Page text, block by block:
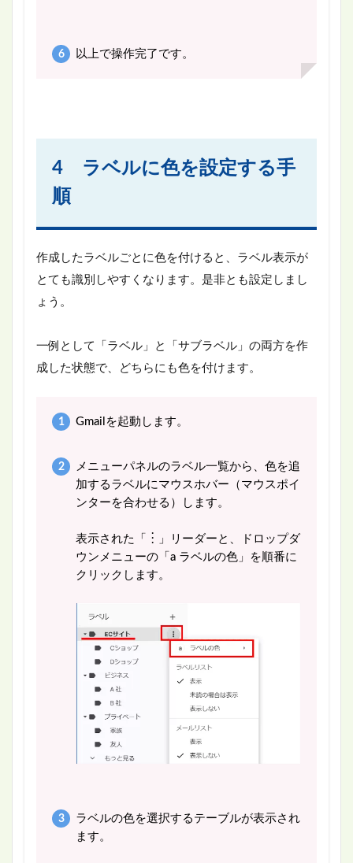
以上で操作完了です。
4 ラベルに色を設定する手
順
作成したラベルごとに色を付けると、ラベル表示が
とても識別しやすくなります。是非とも設定しまし
ょう。
一例として「ラベル」と「サブラベル」の両方を作
成した状態で、どちらにも色を付けます。
Gmailを起動します。
メニューパネルのラベル一覧から、色を追
加するラベルにマウスホバー（マウスポイ
ンターを合わせる）します。
表示された「︙」リーダーと、ドロップダ
ウンメニューの「a ラベルの色」を順番に
クリックします。
ラベルの色を選択するテーブルが表示され
ます。